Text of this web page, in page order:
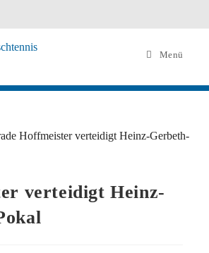
Menü
verteidigt Heinz-